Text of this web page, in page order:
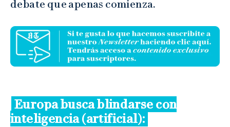
debate que apenas comienza.
Europa busca blindarse con
inteligencia (artificial):